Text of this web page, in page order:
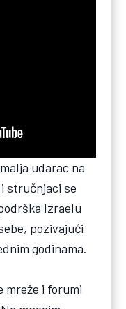
udarac na
stručnjaci se
Izraelu
pozivajući
godinama.
mreže i forumi